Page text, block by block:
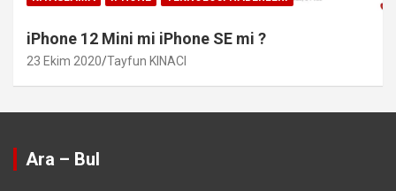
iPhone 12 Mini mi iPhone SE mi ?
23 Ekim 2020 Tayfun KINACI
Ara – Bul